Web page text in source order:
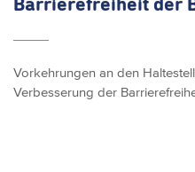
Barrierefreiheit der
Vorkehrungen an den
Verbesserung der